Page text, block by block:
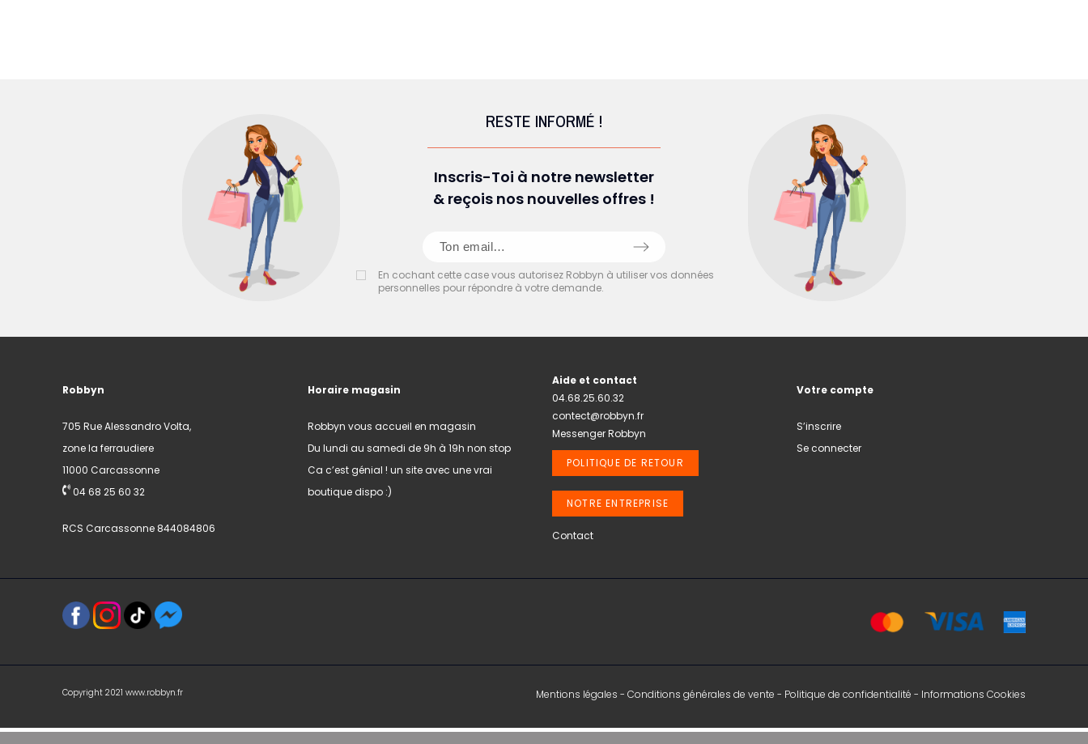
RESTE INFORMÉ !
Inscris-Toi à notre newsletter
& reçois nos nouvelles offres !
En cochant cette case vous autorisez Robbyn à utiliser vos données
personnelles pour répondre à votre demande.
Robbyn
705 Rue Alessandro Volta,
zone la ferraudiere
11000 Carcassonne
04 68 25 60 32
RCS Carcassonne 844084806
Horaire magasin
Robbyn vous accueil en magasin
Du lundi au samedi de 9h à 19h non stop
Ca c’est génial ! un site avec une vrai
boutique dispo :)
Aide et contact
04.68.25.60.32
contect@robbyn.fr
Messenger Robbyn
POLITIQUE DE RETOUR
NOTRE ENTREPRISE
Contact
Votre compte
S’inscrire
Se connecter
Copyright 2021 www.robbyn.fr Mentions légales - Conditions générales de vente - Politique de confidentialité - Informations Cookies